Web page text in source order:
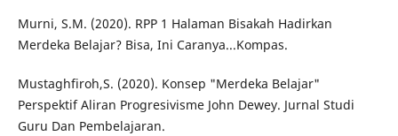
Murni, S.M. (2020). RPP 1 Halaman Bisakah Hadirkan
Merdeka Belajar? Bisa, Ini Caranya...Kompas.
Mustaghfiroh,S. (2020). Konsep "Merdeka Belajar"
Perspektif Aliran Progresivisme John Dewey. Jurnal Studi
Guru Dan Pembelajaran.